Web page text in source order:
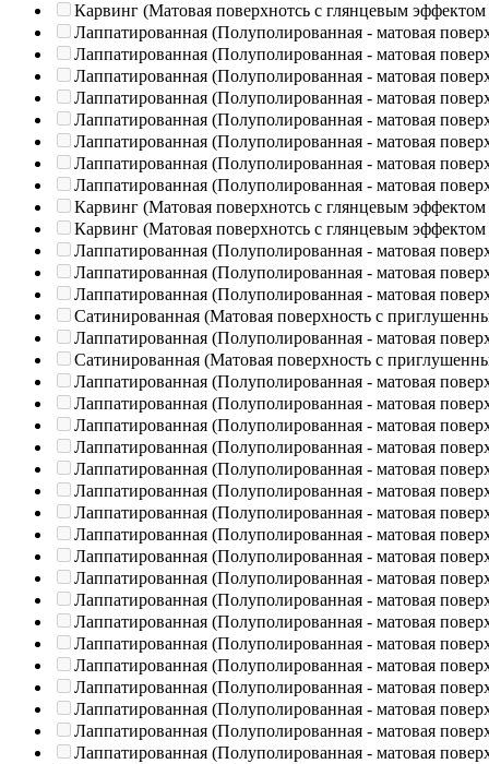
Карвинг (Матовая поверхнотсь с глянцевым эффектом
Лаппатированная (Полуполированная - матовая
Лаппатированная (Полуполированная - матовая
Лаппатированная (Полуполированная - матовая
Лаппатированная (Полуполированная - матовая
Лаппатированная (Полуполированная - матовая
Лаппатированная (Полуполированная - матовая
Лаппатированная (Полуполированная - матовая
Лаппатированная (Полуполированная - матовая
Карвинг (Матовая поверхнотсь с глянцевым эффектом
Карвинг (Матовая поверхнотсь с глянцевым эффектом
Лаппатированная (Полуполированная - матовая
Лаппатированная (Полуполированная - матовая
Лаппатированная (Полуполированная - матовая
Сатинированная (Матовая поверхность с
Лаппатированная (Полуполированная - матовая
Сатинированная (Матовая поверхность с
Лаппатированная (Полуполированная - матовая
Лаппатированная (Полуполированная - матовая
Лаппатированная (Полуполированная - матовая
Лаппатированная (Полуполированная - матовая
Лаппатированная (Полуполированная - матовая
Лаппатированная (Полуполированная - матовая
Лаппатированная (Полуполированная - матовая
Лаппатированная (Полуполированная - матовая
Лаппатированная (Полуполированная - матовая
Лаппатированная (Полуполированная - матовая
Лаппатированная (Полуполированная - матовая
Лаппатированная (Полуполированная - матовая
Лаппатированная (Полуполированная - матовая
Лаппатированная (Полуполированная - матовая
Лаппатированная (Полуполированная - матовая
Лаппатированная (Полуполированная - матовая
Лаппатированная (Полуполированная - матовая
Лаппатированная (Полуполированная - матовая